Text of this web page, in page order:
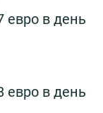
в день
в день